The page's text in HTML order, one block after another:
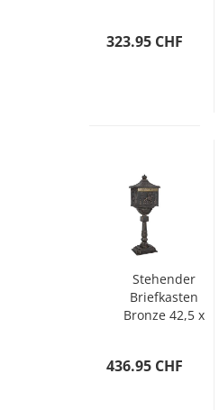
323.95 CHF
Stehender
Briefkasten
Bronze 42,5 x
436.95 CHF